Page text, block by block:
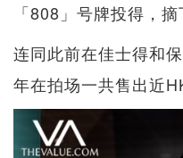
「808」号牌投得，摘
连同此前在佳士得和
年在拍场一共售出近